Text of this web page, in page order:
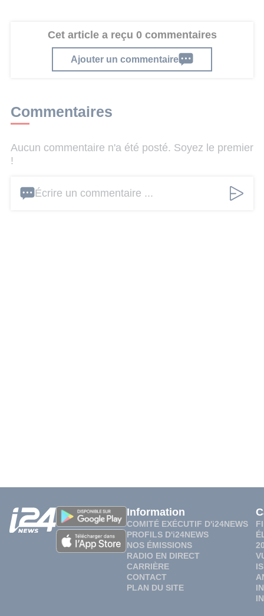
Cet article a reçu 0 commentaires
Ajouter un commentaire
Commentaires
Aucun commentaire n'a été posté. Soyez le premier
!
Écrire un commentaire ...
Information
COMITÉ EXÉCUTIF D'i24NEWS
PROFILS D'i24NEWS
NOS ÉMISSIONS
RADIO EN DIRECT
CARRIÈRE
CONTACT
PLAN DU SITE